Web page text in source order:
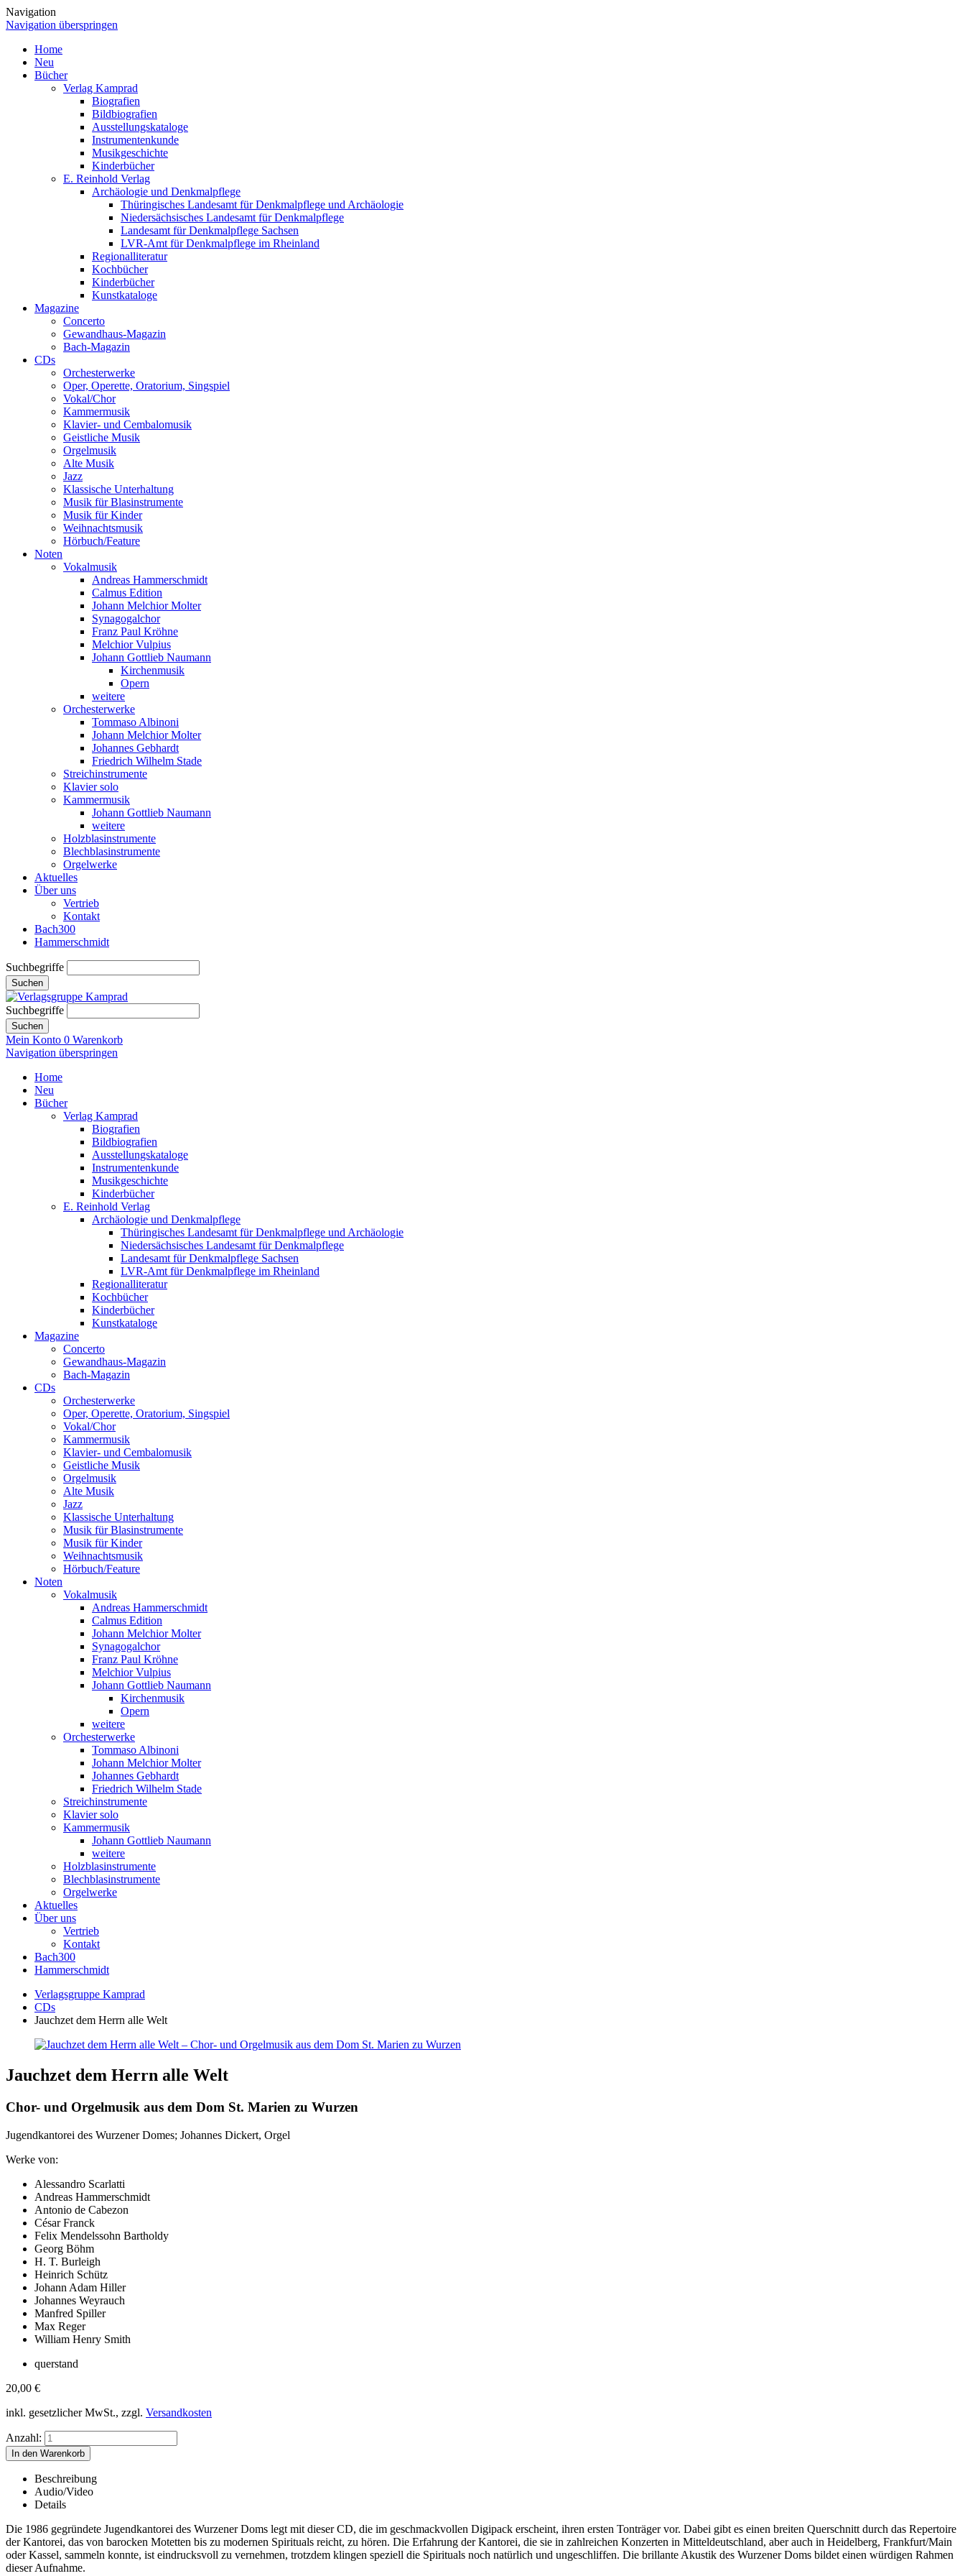
Navigation
Navigation überspringen
Home
Neu
Bücher
Verlag Kamprad
Biografien
Bildbiografien
Ausstellungskataloge
Instrumentenkunde
Musikgeschichte
Kinderbücher
E. Reinhold Verlag
Archäologie und Denkmalpflege
Thüringisches Landesamt für Denkmalpflege und Archäologie
Niedersächsisches Landesamt für Denkmalpflege
Landesamt für Denkmalpflege Sachsen
LVR-Amt für Denkmalpflege im Rheinland
Regionalliteratur
Kochbücher
Kinderbücher
Kunstkataloge
Magazine
Concerto
Gewandhaus-Magazin
Bach-Magazin
CDs
Orchesterwerke
Oper, Operette, Oratorium, Singspiel
Vokal/Chor
Kammermusik
Klavier- und Cembalomusik
Geistliche Musik
Orgelmusik
Alte Musik
Jazz
Klassische Unterhaltung
Musik für Blasinstrumente
Musik für Kinder
Weihnachtsmusik
Hörbuch/Feature
Noten
Vokalmusik
Andreas Hammerschmidt
Calmus Edition
Johann Melchior Molter
Synagogalchor
Franz Paul Kröhne
Melchior Vulpius
Johann Gottlieb Naumann
Kirchenmusik
Opern
weitere
Orchesterwerke
Tommaso Albinoni
Johann Melchior Molter
Johannes Gebhardt
Friedrich Wilhelm Stade
Streichinstrumente
Klavier solo
Kammermusik
Johann Gottlieb Naumann
weitere
Holzblasinstrumente
Blechblasinstrumente
Orgelwerke
Aktuelles
Über uns
Vertrieb
Kontakt
Bach300
Hammerschmidt
Suchbegriffe
Suchen
Suchbegriffe
Suchen
Mein Konto 0 Warenkorb
Navigation überspringen
Home
Neu
Bücher
Verlag Kamprad
Biografien
Bildbiografien
Ausstellungskataloge
Instrumentenkunde
Musikgeschichte
Kinderbücher
E. Reinhold Verlag
Archäologie und Denkmalpflege
Thüringisches Landesamt für Denkmalpflege und Archäologie
Niedersächsisches Landesamt für Denkmalpflege
Landesamt für Denkmalpflege Sachsen
LVR-Amt für Denkmalpflege im Rheinland
Regionalliteratur
Kochbücher
Kinderbücher
Kunstkataloge
Magazine
Concerto
Gewandhaus-Magazin
Bach-Magazin
CDs
Orchesterwerke
Oper, Operette, Oratorium, Singspiel
Vokal/Chor
Kammermusik
Klavier- und Cembalomusik
Geistliche Musik
Orgelmusik
Alte Musik
Jazz
Klassische Unterhaltung
Musik für Blasinstrumente
Musik für Kinder
Weihnachtsmusik
Hörbuch/Feature
Noten
Vokalmusik
Andreas Hammerschmidt
Calmus Edition
Johann Melchior Molter
Synagogalchor
Franz Paul Kröhne
Melchior Vulpius
Johann Gottlieb Naumann
Kirchenmusik
Opern
weitere
Orchesterwerke
Tommaso Albinoni
Johann Melchior Molter
Johannes Gebhardt
Friedrich Wilhelm Stade
Streichinstrumente
Klavier solo
Kammermusik
Johann Gottlieb Naumann
weitere
Holzblasinstrumente
Blechblasinstrumente
Orgelwerke
Aktuelles
Über uns
Vertrieb
Kontakt
Bach300
Hammerschmidt
Verlagsgruppe Kamprad
CDs
Jauchzet dem Herrn alle Welt
Jauchzet dem Herrn alle Welt
Chor- und Orgelmusik aus dem Dom St. Marien zu Wurzen
Jugendkantorei des Wurzener Domes; Johannes Dickert, Orgel
Werke von:
Alessandro Scarlatti
Andreas Hammerschmidt
Antonio de Cabezon
César Franck
Felix Mendelssohn Bartholdy
Georg Böhm
H. T. Burleigh
Heinrich Schütz
Johann Adam Hiller
Johannes Weyrauch
Manfred Spiller
Max Reger
William Henry Smith
querstand
20,00 €
inkl. gesetzlicher MwSt., zzgl. Versandkosten
Anzahl:
Beschreibung
Audio/Video
Details
Die 1986 gegründete Jugendkantorei des Wurzener Doms legt mit dieser CD, die im geschmackvollen Digipack erscheint, ihren ersten Tonträger vor. Dabei gibt es einen breiten Querschnitt durch das Repertoire
der Kantorei, das von barocken Motetten bis zu modernen Spirituals reicht, zu hören. Die Erfahrung der Kantorei, die sie in zahlreichen Konzerten in Mitteldeutschland, aber auch in Heidelberg, Frankfurt/Main
oder Kassel, sammeln konnte, ist eindrucksvoll zu vernehmen, trotzdem klingen speziell die Spirituals noch natürlich und ungeschliffen. Die brillante Akustik des Wurzener Doms bildet einen würdigen Rahmen
dieser Aufnahme.